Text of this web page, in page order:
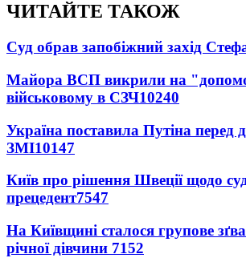
ЧИТАЙТЕ ТАКОЖ
Суд обрав запобіжний захід
Майора ВСП викрили на
військовому в СЗЧ10240
Україна поставила Путіна перед
ЗМІ10147
Київ про рішення Швеції щодо
прецедент7547
На Київщині сталося групове
річної дівчини 7152